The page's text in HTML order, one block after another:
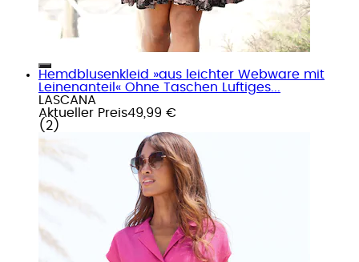
Hemdblusenkleid »aus leichter Webware mit
Leinenanteil« Ohne Taschen Luftiges...
LASCANA
Aktueller Preis49,99 €
( 2 )